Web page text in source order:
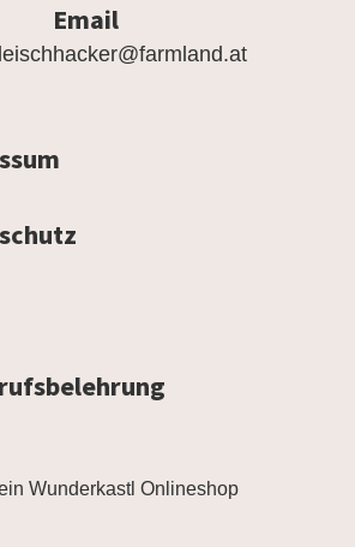
Email
Wunderkastl Onlineshop